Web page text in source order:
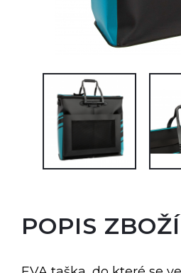
POPIS ZBOŽÍ